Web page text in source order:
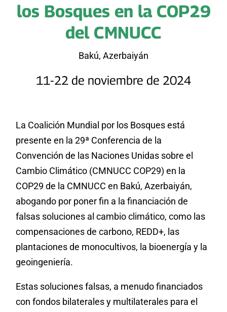
los Bosques en la COP29
del CMNUCC
Bakú, Azerbaiyán
11-22 de noviembre de 2024
La Coalición Mundial por los Bosques está
presente en la 29ª Conferencia de la
Convención de las Naciones Unidas sobre el
Cambio Climático (CMNUCC COP29) en la
COP29 de la CMNUCC en Bakú, Azerbaiyán,
abogando por poner fin a la financiación de
falsas soluciones al cambio climático, como las
compensaciones de carbono, REDD+, las
plantaciones de monocultivos, la bioenergía y la
geoingeniería.
Estas soluciones falsas, a menudo financiados
con fondos bilaterales y multilaterales para el